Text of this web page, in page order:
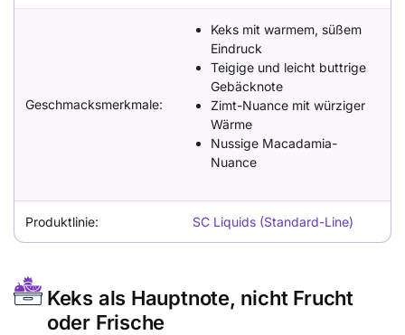
Geschmacksmerkmale:
Keks mit warmem, süßem
Eindruck
Teigige und leicht buttrige
Gebäcknote
Zimt-Nuance mit würziger
Wärme
Nussige Macadamia-
Nuance
Produktlinie: SC Liquids (Standard-Line)
Keks als Hauptnote, nicht Frucht
oder Frische